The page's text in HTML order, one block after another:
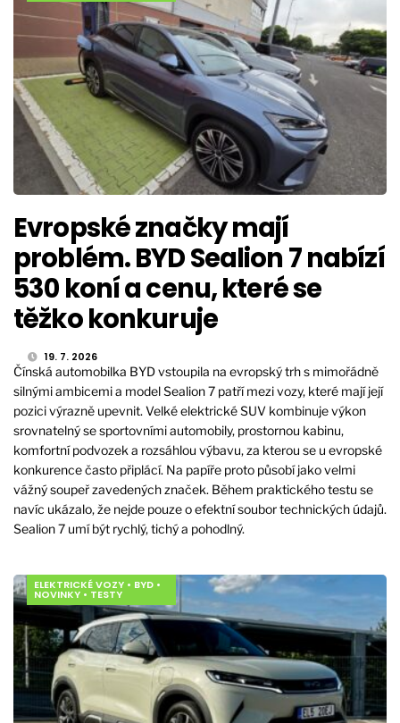
Evropské značky mají
problém. BYD Sealion 7 nabízí
530 koní a cenu, které se
těžko konkuruje
19. 7. 2026
Čínská automobilka BYD vstoupila na evropský trh s mimořádně
silnými ambicemi a model Sealion 7 patří mezi vozy, které mají její
pozici výrazně upevnit. Velké elektrické SUV kombinuje výkon
srovnatelný se sportovními automobily, prostornou kabinu,
komfortní podvozek a rozsáhlou výbavu, za kterou se u evropské
konkurence často připlácí. Na papíře proto působí jako velmi
vážný soupeř zavedených značek. Během praktického testu se
navíc ukázalo, že nejde pouze o efektní soubor technických údajů.
Sealion 7 umí být rychlý, tichý a pohodlný.
ELEKTRICKÉ VOZY • BYD •
NOVINKY • TESTY